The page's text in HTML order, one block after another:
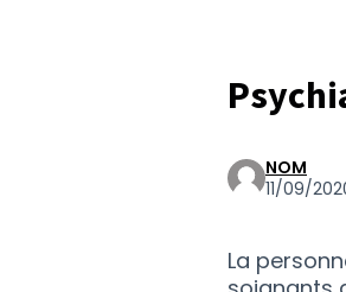
NOM
11/09/
La